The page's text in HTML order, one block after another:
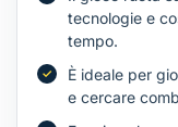
tecnologie e
tempo.
È ideale per
e cercare